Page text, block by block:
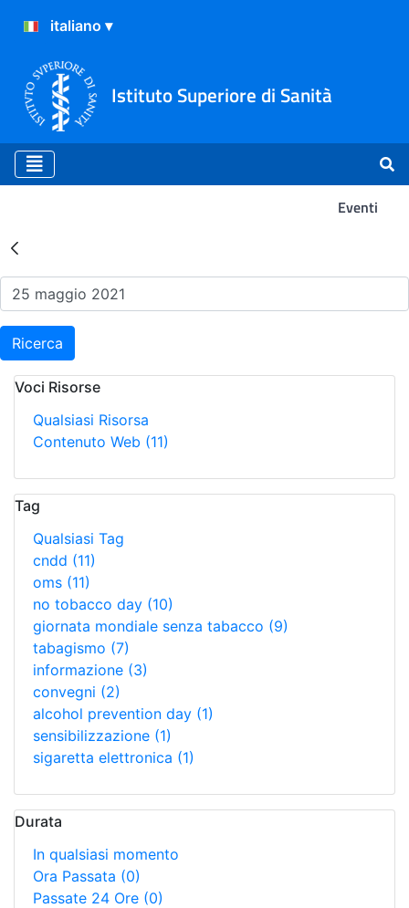
Istituto Superiore di Sanità
Eventi
Risultati della Ricerca -
Ricerca
Voci Risorse
Qualsiasi Risorsa
Contenuto Web (11)
Tag
Qualsiasi Tag
cndd (11)
oms (11)
no tobacco day (10)
giornata mondiale senza tabacco (9)
tabagismo (7)
informazione (3)
convegni (2)
alcohol prevention day (1)
sensibilizzazione (1)
sigaretta elettronica (1)
Durata
In qualsiasi momento
Ora Passata (0)
Passate 24 Ore (0)